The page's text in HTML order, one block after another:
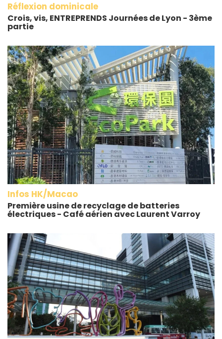
Réflexion dominicale
Crois, vis, ENTREPRENDS Journées de Lyon - 3ème
partie
Infos HK/Macao
Première usine de recyclage de batteries
électriques - Café aérien avec Laurent Varroy